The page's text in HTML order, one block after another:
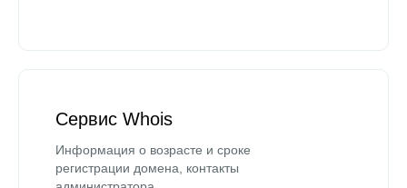
Сервис Whois
Информация о возрасте и сроке
регистрации домена, контакты